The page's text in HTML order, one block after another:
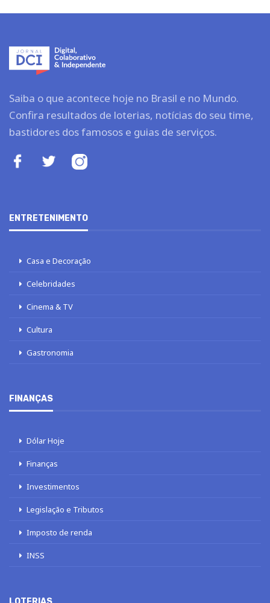
Saiba o que acontece hoje no Brasil e no Mundo.
Confira resultados de loterias, notícias do seu time,
bastidores dos famosos e guias de serviços.
ENTRETENIMENTO
Casa e Decoração
Celebridades
Cinema & TV
Cultura
Gastronomia
FINANÇAS
Dólar Hoje
Finanças
Investimentos
Legislação e Tributos
Imposto de renda
INSS